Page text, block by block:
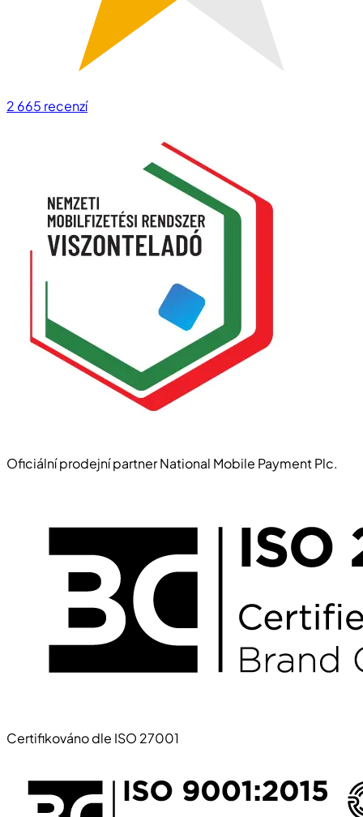
2 665 recenzí
Oficiální prodejní partner National Mobile Payment Plc.
Certifikováno dle ISO 27001